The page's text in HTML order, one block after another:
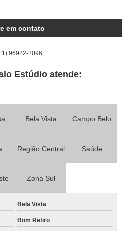
em contato
96922-2096
Estúdio atende:
Bela Vista Campo Belo
Região Central Saúde
Zona Sul
Bela Vista
Bom Retiro